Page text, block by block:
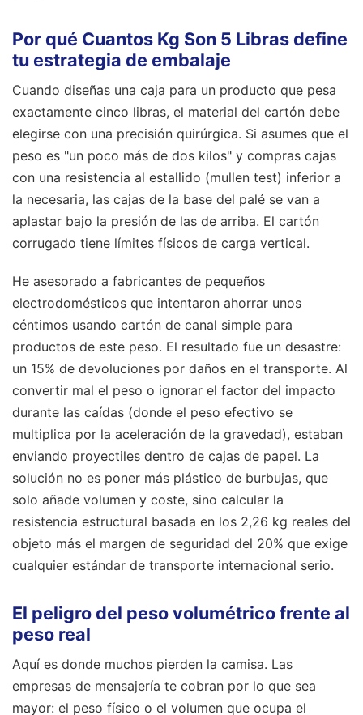
Por qué Cuantos Kg Son 5 Libras define
tu estrategia de embalaje
Cuando diseñas una caja para un producto que pesa
exactamente cinco libras, el material del cartón debe
elegirse con una precisión quirúrgica. Si asumes que el
peso es "un poco más de dos kilos" y compras cajas
con una resistencia al estallido (mullen test) inferior a
la necesaria, las cajas de la base del palé se van a
aplastar bajo la presión de las de arriba. El cartón
corrugado tiene límites físicos de carga vertical.
He asesorado a fabricantes de pequeños
electrodomésticos que intentaron ahorrar unos
céntimos usando cartón de canal simple para
productos de este peso. El resultado fue un desastre:
un 15% de devoluciones por daños en el transporte. Al
convertir mal el peso o ignorar el factor del impacto
durante las caídas (donde el peso efectivo se
multiplica por la aceleración de la gravedad), estaban
enviando proyectiles dentro de cajas de papel. La
solución no es poner más plástico de burbujas, que
solo añade volumen y coste, sino calcular la
resistencia estructural basada en los 2,26 kg reales del
objeto más el margen de seguridad del 20% que exige
cualquier estándar de transporte internacional serio.
El peligro del peso volumétrico frente al
peso real
Aquí es donde muchos pierden la camisa. Las
empresas de mensajería te cobran por lo que sea
mayor: el peso físico o el volumen que ocupa el